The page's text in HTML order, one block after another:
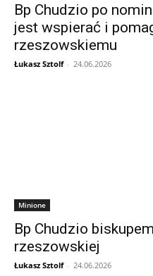
Bp Chudzio po
jest wspierać i
rzeszowskiemu
Łukasz Sztolf - 24.06.2026
Minione
Bp Chudzio
rzeszowskiej
Łukasz Sztolf - 24.06.2026